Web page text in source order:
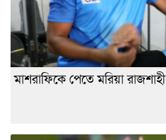
মাশরাফিকে পেতে মরিয়া রাজশাহী